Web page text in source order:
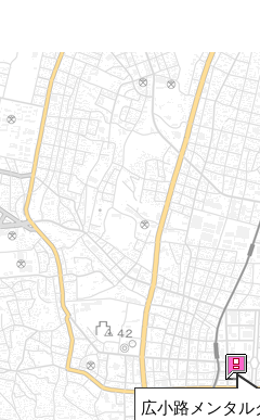
広小路メンタル